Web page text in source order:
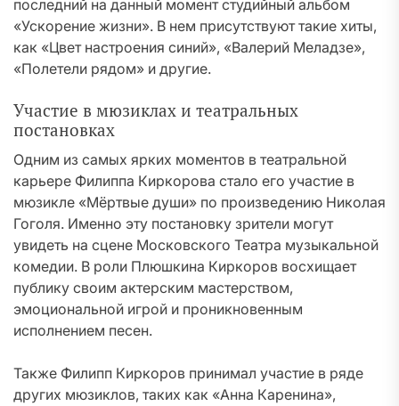
последний на данный момент студийный альбом
«Ускорение жизни». В нем присутствуют такие хиты,
как «Цвет настроения синий», «Валерий Меладзе»,
«Полетели рядом» и другие.
Участие в мюзиклах и театральных
постановках
Одним из самых ярких моментов в театральной
карьере Филиппа Киркорова стало его участие в
мюзикле «Мёртвые души» по произведению Николая
Гоголя. Именно эту постановку зрители могут
увидеть на сцене Московского Театра музыкальной
комедии. В роли Плюшкина Киркоров восхищает
публику своим актерским мастерством,
эмоциональной игрой и проникновенным
исполнением песен.
Также Филипп Киркоров принимал участие в ряде
других мюзиклов, таких как «Анна Каренина»,